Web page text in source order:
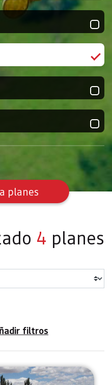
planes
4 planes
filtros
guiada al Museo y